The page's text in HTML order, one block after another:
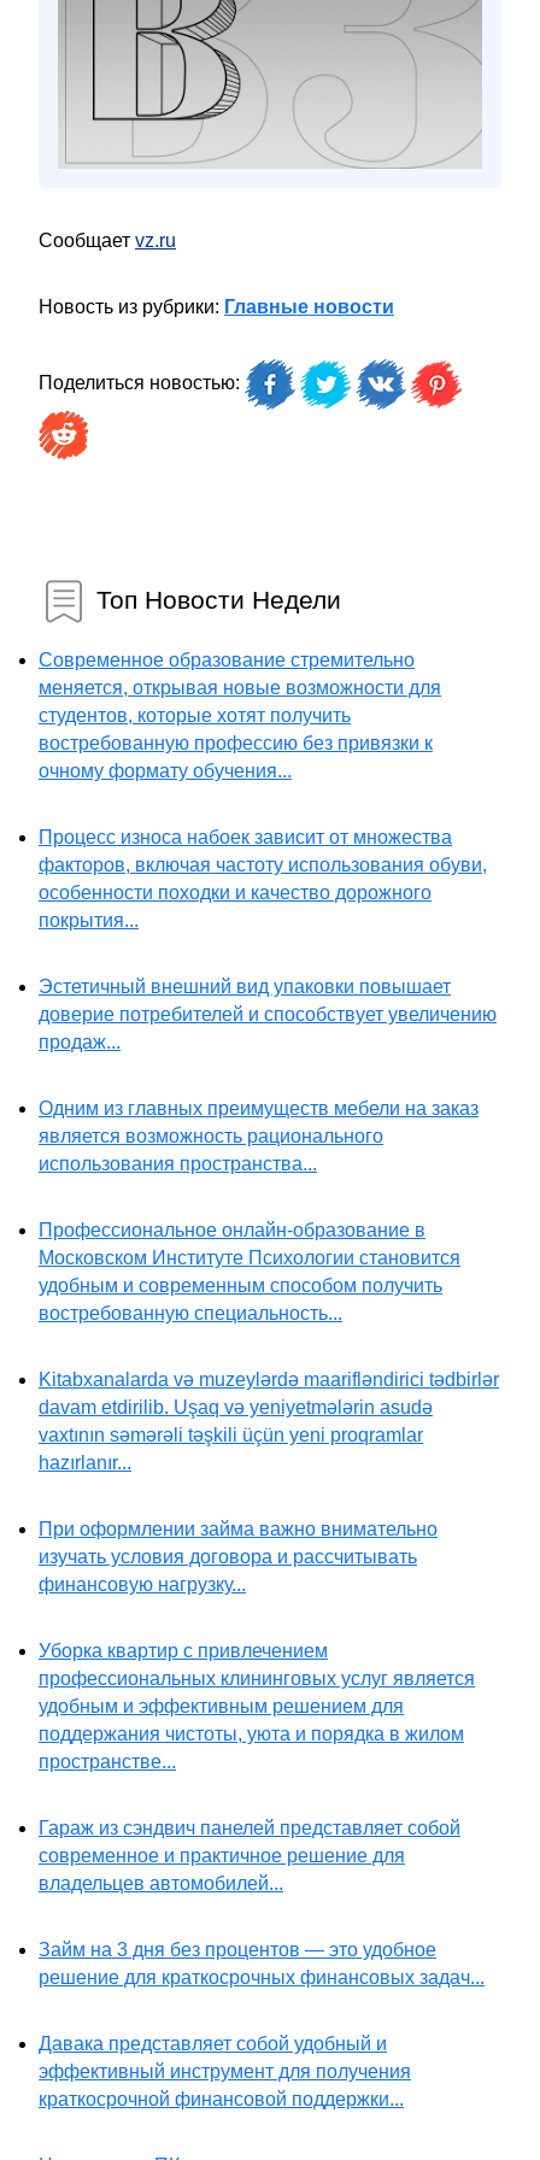
Сообщает vz.ru
Новость из рубрики: Главные новости
Поделиться новостью:
Топ Новости Недели
Современное образование стремительно
меняется, открывая новые возможности для
студентов, которые хотят получить
востребованную профессию без привязки к
очному формату обучения...
Процесс износа набоек зависит от множества
факторов, включая частоту использования обуви,
особенности походки и качество дорожного
покрытия...
Эстетичный внешний вид упаковки повышает
доверие потребителей и способствует увеличению
продаж...
Одним из главных преимуществ мебели на заказ
является возможность рационального
использования пространства...
Профессиональное онлайн-образование в
Московском Институте Психологии становится
удобным и современным способом получить
востребованную специальность...
Kitabxanalarda və muzeylərdə maarifləndirici tədbirlər
davam etdirilib. Uşaq və yeniyetmələrin asudə
vaxtının səmərəli təşkili üçün yeni proqramlar
hazırlanır...
При оформлении займа важно внимательно
изучать условия договора и рассчитывать
финансовую нагрузку...
Уборка квартир с привлечением
профессиональных клининговых услуг является
удобным и эффективным решением для
поддержания чистоты, уюта и порядка в жилом
пространстве...
Гараж из сэндвич панелей представляет собой
современное и практичное решение для
владельцев автомобилей...
Займ на 3 дня без процентов — это удобное
решение для краткосрочных финансовых задач...
Давака представляет собой удобный и
эффективный инструмент для получения
краткосрочной финансовой поддержки...